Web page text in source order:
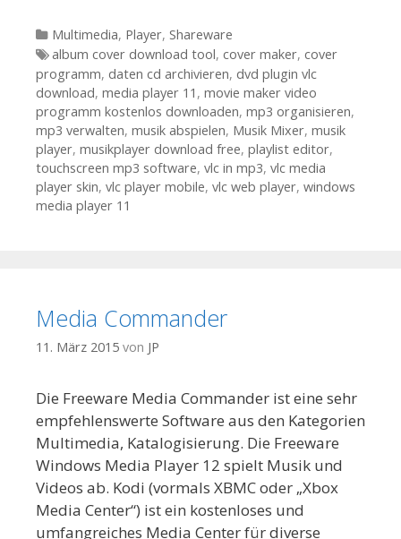
Kategorien
Multimedia, Player, Shareware
Tags
album cover download tool, cover maker, cover
programm, daten cd archivieren, dvd plugin vlc
download, media player 11 , movie maker video
programm kostenlos downloaden, mp3 organisieren,
mp3 verwalten, musik abspielen, Musik Mixer, musik
player, musikplayer download free, playlist editor,
touchscreen mp3 software, vlc in mp3, vlc media
player skin, vlc player mobile, vlc web player, windows
media player 11
Media Commander
11. März 2015 von JP
Die Freeware Media Commander ist eine sehr
empfehlenswerte Software aus den Kategorien
Multimedia, Katalogisierung. Die Freeware
Windows Media Player 12 spielt Musik und
Videos ab. Kodi (vormals XBMC oder „Xbox
Media Center“) ist ein kostenloses und
umfangreiches Media Center für diverse